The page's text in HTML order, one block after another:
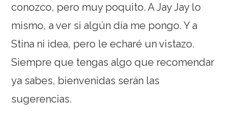
conozco, pero muy poquito. A Jay Jay lo
mismo, a ver si algún día me pongo. Y a
Stina ni idea, pero le echaré un vistazo.
Siempre que tengas algo que recomendar
ya sabes, bienvenidas serán las
sugerencias.